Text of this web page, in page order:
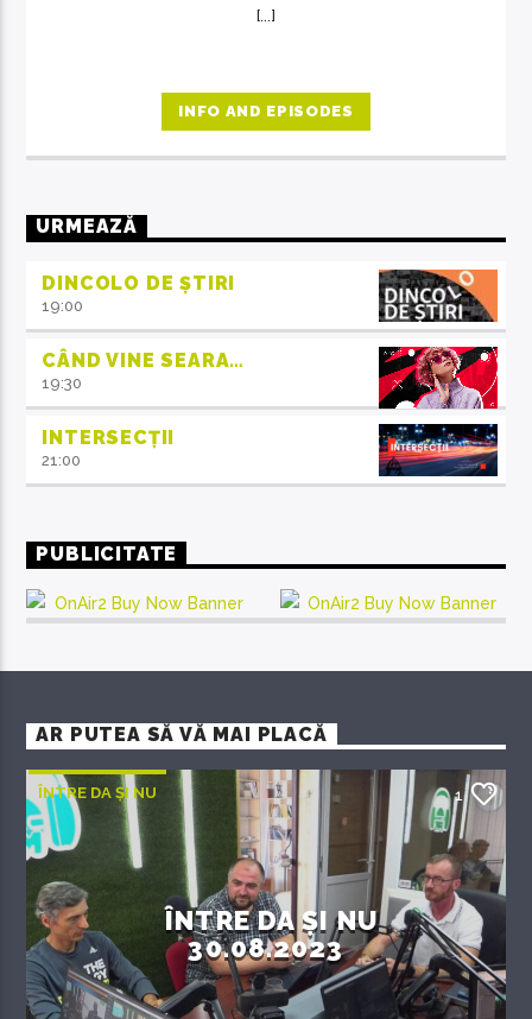
[...]
INFO AND EPISODES
URMEAZĂ
DINCOLO DE ȘTIRI
19:00
CÂND VINE SEARA…
19:30
INTERSECȚII
21:00
PUBLICITATE
AR PUTEA SĂ VĂ MAI PLACĂ
ÎNTRE DA ȘI NU 1
ÎNTRE DA ȘI NU
30.08.2023